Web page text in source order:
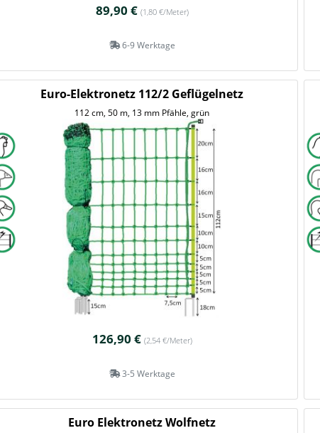
89,90 € (1,80 €/Meter)
6-9 Werktage
Euro-Elektronetz 112/2 Geflügelnetz
112 cm, 50 m, 13 mm Pfähle, grün
126,90 € (2,54 €/Meter)
3-5 Werktage
Euro Elektronetz Wolfnetz